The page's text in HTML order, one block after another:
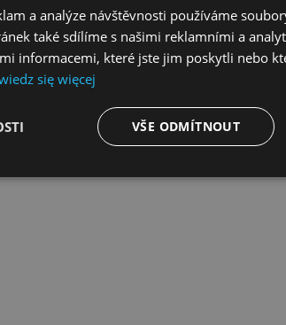
tak aby se zachovalo co nejvíce volného
a analýze návštěvnosti používáme
také sdílíme s našimi reklamními a
informacemi, které jste jim poskytli nebo
się więcej
VŠE ODMÍTNOUT